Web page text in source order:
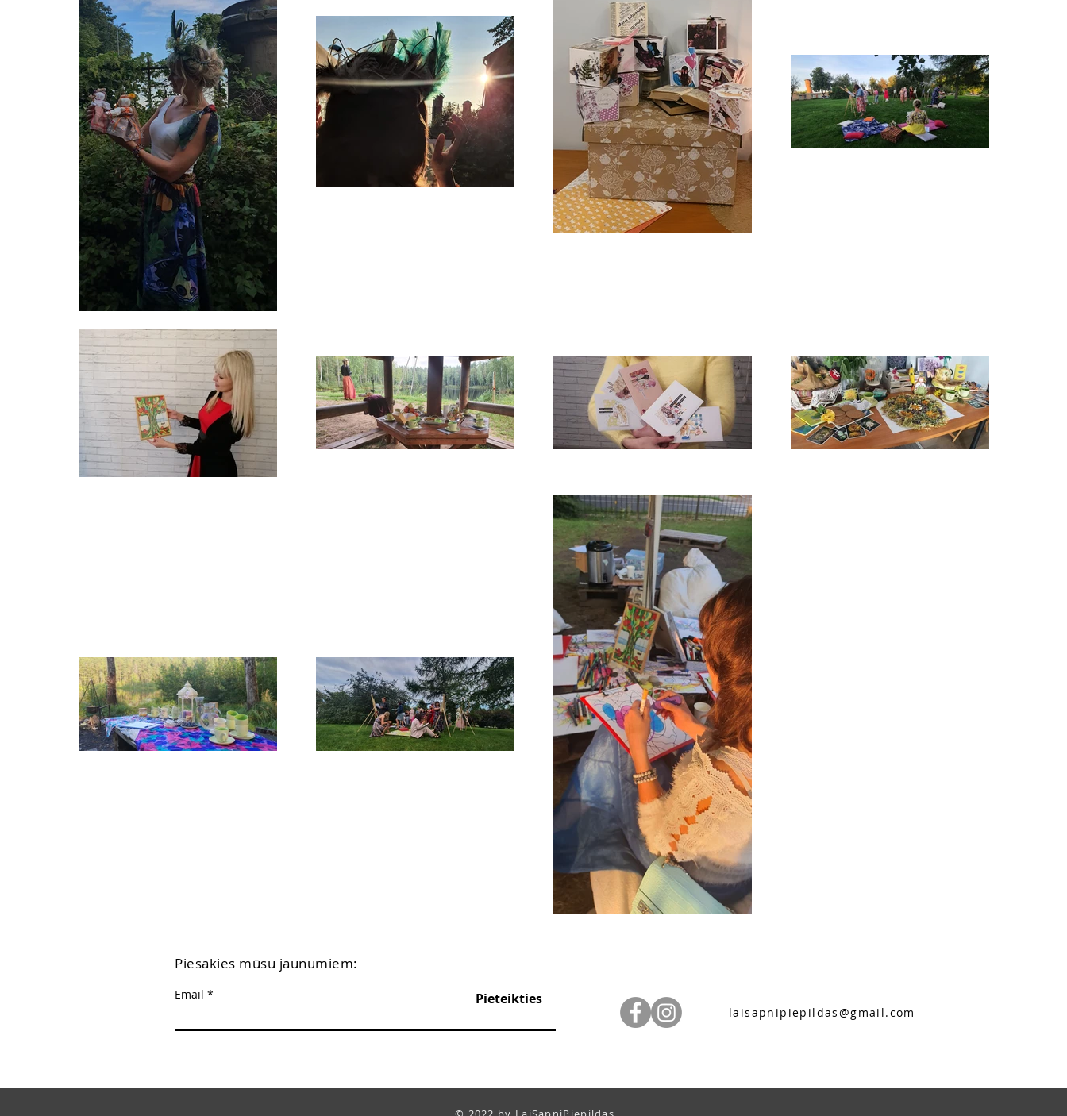
Piesakies mūsu jaunumiem:
Email Pieteikties
laisapnipiepildas@gmail.com